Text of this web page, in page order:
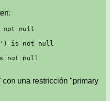
null
is not null
not null
una restricción "primary